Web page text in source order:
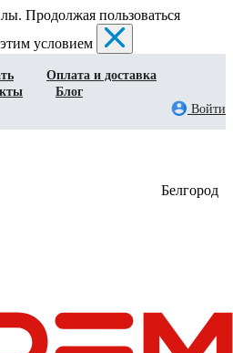
Продолжая пользоваться
условием
Оплата и доставка
Блог
Войти
Белгород